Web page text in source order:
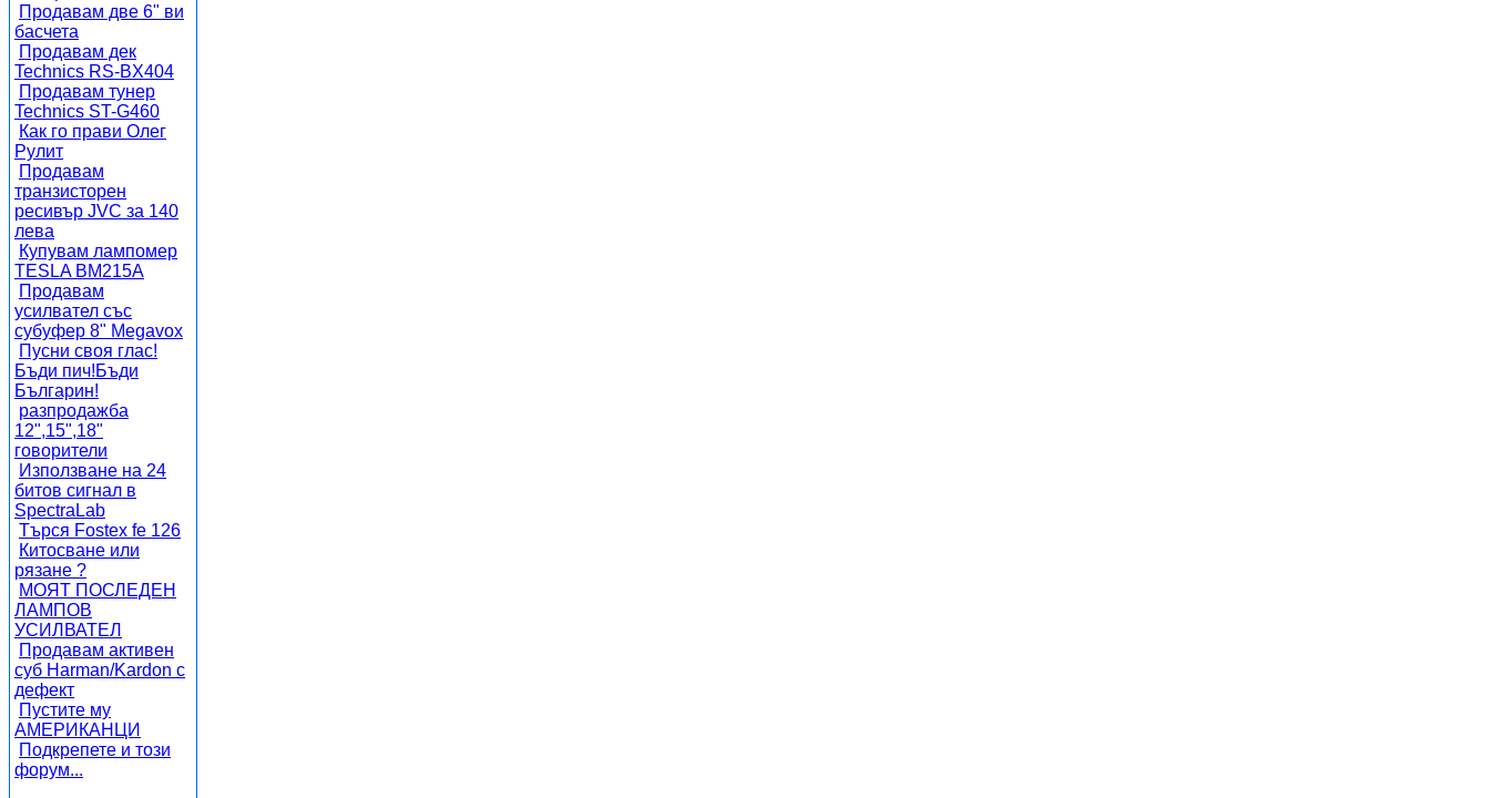
Продавам две 6" ви
басчета
Продавам дек
Technics RS-BX404
Продавам тунер
Technics ST-G460
Как го прави Олег
Рулит
Продавам
транзисторен
ресивър JVC за 140
лева
Купувам лампомер
TESLA BM215A
Продавам
усилвател със
субуфер 8" Megavox
Пусни своя глас!
Бъди пич!Бъди
Българин!
разпродажба
12",15",18"
говорители
Използване на 24
битов сигнал в
SpectraLab
Търся Fostex fe 126
Китосване или
рязане ?
МОЯТ ПОСЛЕДЕН
ЛАМПОВ
УСИЛВАТЕЛ
Продавам активен
суб Harman/Kardon с
дефект
Пустите му
АМЕРИКАНЦИ
Подкрепете и този
форум...